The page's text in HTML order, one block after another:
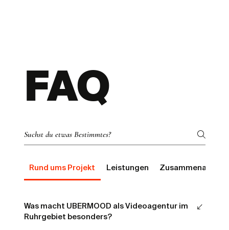
FAQ
Rund ums Projekt Leistungen Zusammenarbeit
Was macht UBERMOOD als Videoagentur im
Ruhrgebiet besonders?